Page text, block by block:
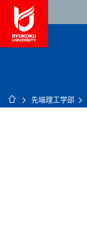
ホーム
先端理工学部